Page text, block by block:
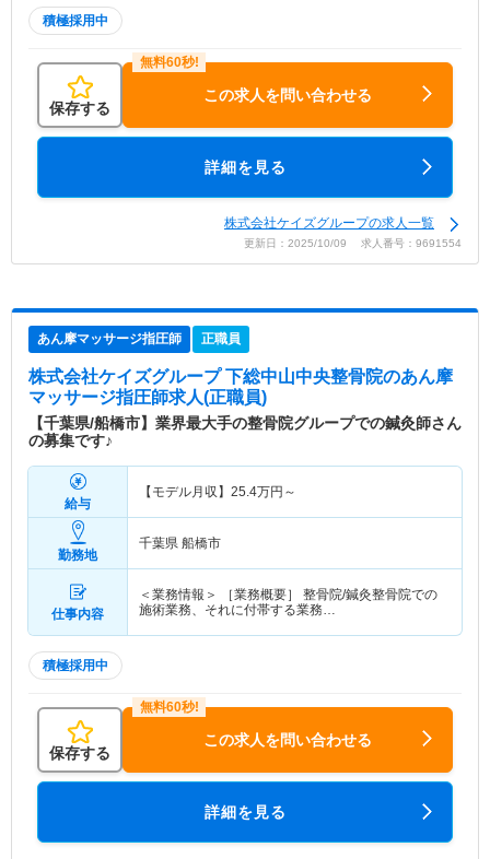
積極採用中
保存する
この求人を問い合わせる
詳細を見る
株式会社ケイズグループの求人一覧
更新日：2025/10/09 求人番号：9691554
あん摩マッサージ指圧師 正職員
株式会社ケイズグループ 下総中山中央整骨院のあん摩
マッサージ指圧師求人(正職員)
【千葉県/船橋市】業界最大手の整骨院グループでの鍼灸師さん
の募集です♪
給与
【モデル月収】 25.4万円～
勤務地
千葉県 船橋市
仕事内容
＜業務情報＞ ［業務概要］ 整骨院/鍼灸整骨院での
施術業務、それに付帯する業務…
積極採用中
保存する
この求人を問い合わせる
詳細を見る